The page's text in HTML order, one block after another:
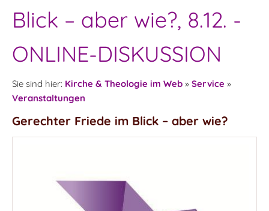
Blick – aber wie?, 8.12. -
ONLINE-DISKUSSION
Sie sind hier: Kirche & Theologie im Web » Service »
Veranstaltungen
Gerechter Friede im Blick – aber wie?